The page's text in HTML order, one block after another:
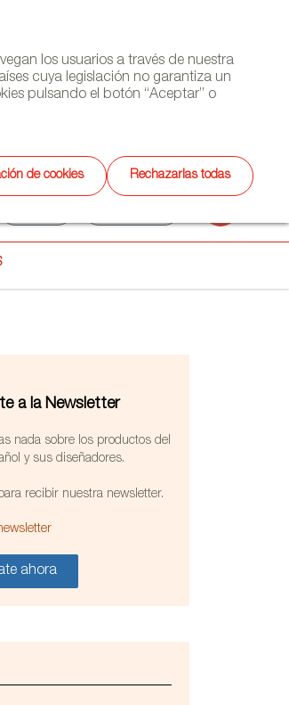
los usuarios a través de nuestra
cuya legislación no garantiza un
pulsando el botón “Aceptar” o
de cookies Rechazarlas todas
(+34) 913 497 100 |
idioma
a la Newsletter
nada sobre los productos del
y sus diseñadores.
recibir nuestra newsletter.
ahora